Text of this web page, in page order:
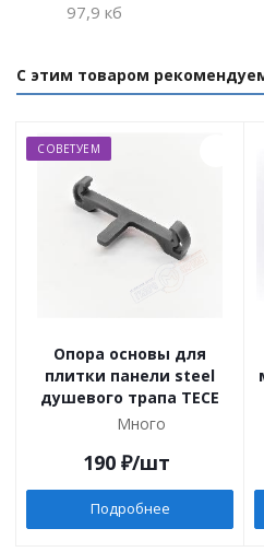
97,9 кб
С этим товаром
СОВЕТУЕМ
Опора основы для
плитки панели steel
душевого трапа TECE
Много
190₽/шт
Подробнее